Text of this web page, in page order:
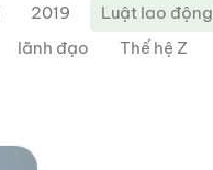
2019 Luật lao động
lãnh đạo Thế hệ Z